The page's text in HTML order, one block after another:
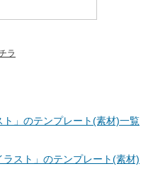
ラ
」のテンプレート(素材)一覧
スト」のテンプレート(素材)